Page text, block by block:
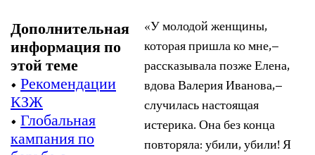
Дополнительная
информация по
этой теме
•Рекомендации
КЗЖ
•Глобальная
кампания по
«У молодой женщины,
которая пришла ко мне,–
рассказывала позже Елена,
вдова Валерия Иванова,–
случилась настоящая
истерика. Она без конца
повторяла: убили, убили! Я